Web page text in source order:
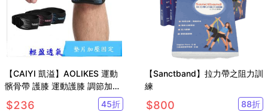
【CAIYI 凱溢】AOLIKES 運動
髕骨帶 護膝 運動護膝 調節加壓
護髖 運動防護 運動護具
$236 45折
【Sanctband】拉力帶之阻力訓
練
$800 88折